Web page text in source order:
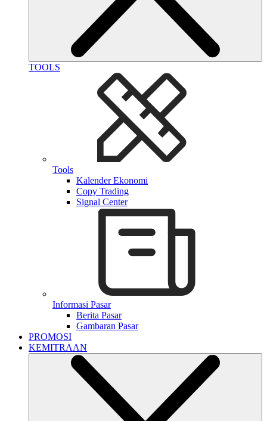
TOOLS
Tools
Kalender Ekonomi
Copy Trading
Signal Center
Informasi Pasar
Berita Pasar
Gambaran Pasar
PROMOSI
KEMITRAAN